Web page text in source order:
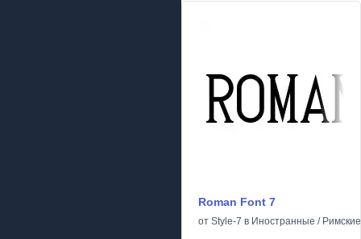
Roman Font 7
от Style-7 в Иностранные /